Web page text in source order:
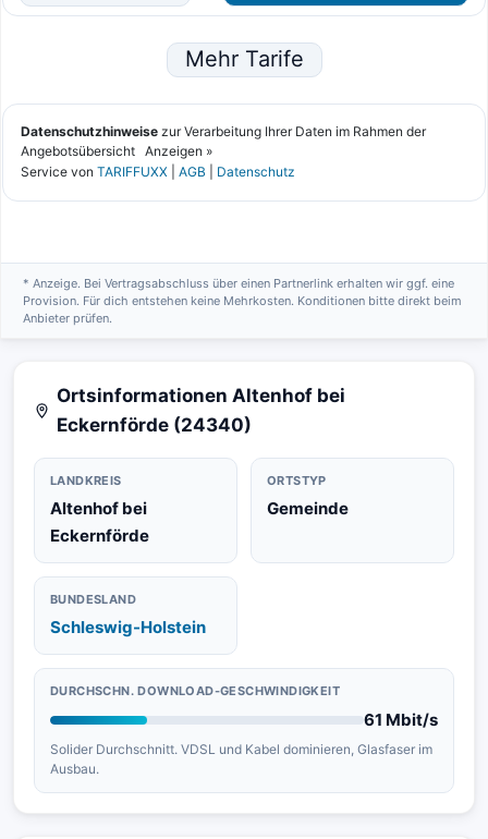
* Anzeige. Bei Vertragsabschluss über einen Partnerlink erhalten wir ggf. eine
Provision. Für dich entstehen keine Mehrkosten. Konditionen bitte direkt beim
Anbieter prüfen.
Ortsinformationen Altenhof bei
Eckernförde (24340)
LANDKREIS
Altenhof bei
Eckernförde
ORTSTYP
Gemeinde
BUNDESLAND
Schleswig-Holstein
DURCHSCHN. DOWNLOAD-GESCHWINDIGKEIT
61 Mbit/s
Solider Durchschnitt. VDSL und Kabel dominieren, Glasfaser im
Ausbau.